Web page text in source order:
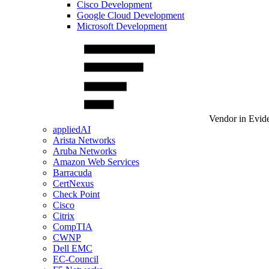
Cisco Development
Google Cloud Development
Microsoft Development
Vendor in
appliedAI
Arista Networks
Aruba Networks
Amazon Web Services
Barracuda
CertNexus
Check Point
Cisco
Citrix
CompTIA
CWNP
Dell EMC
EC-Council